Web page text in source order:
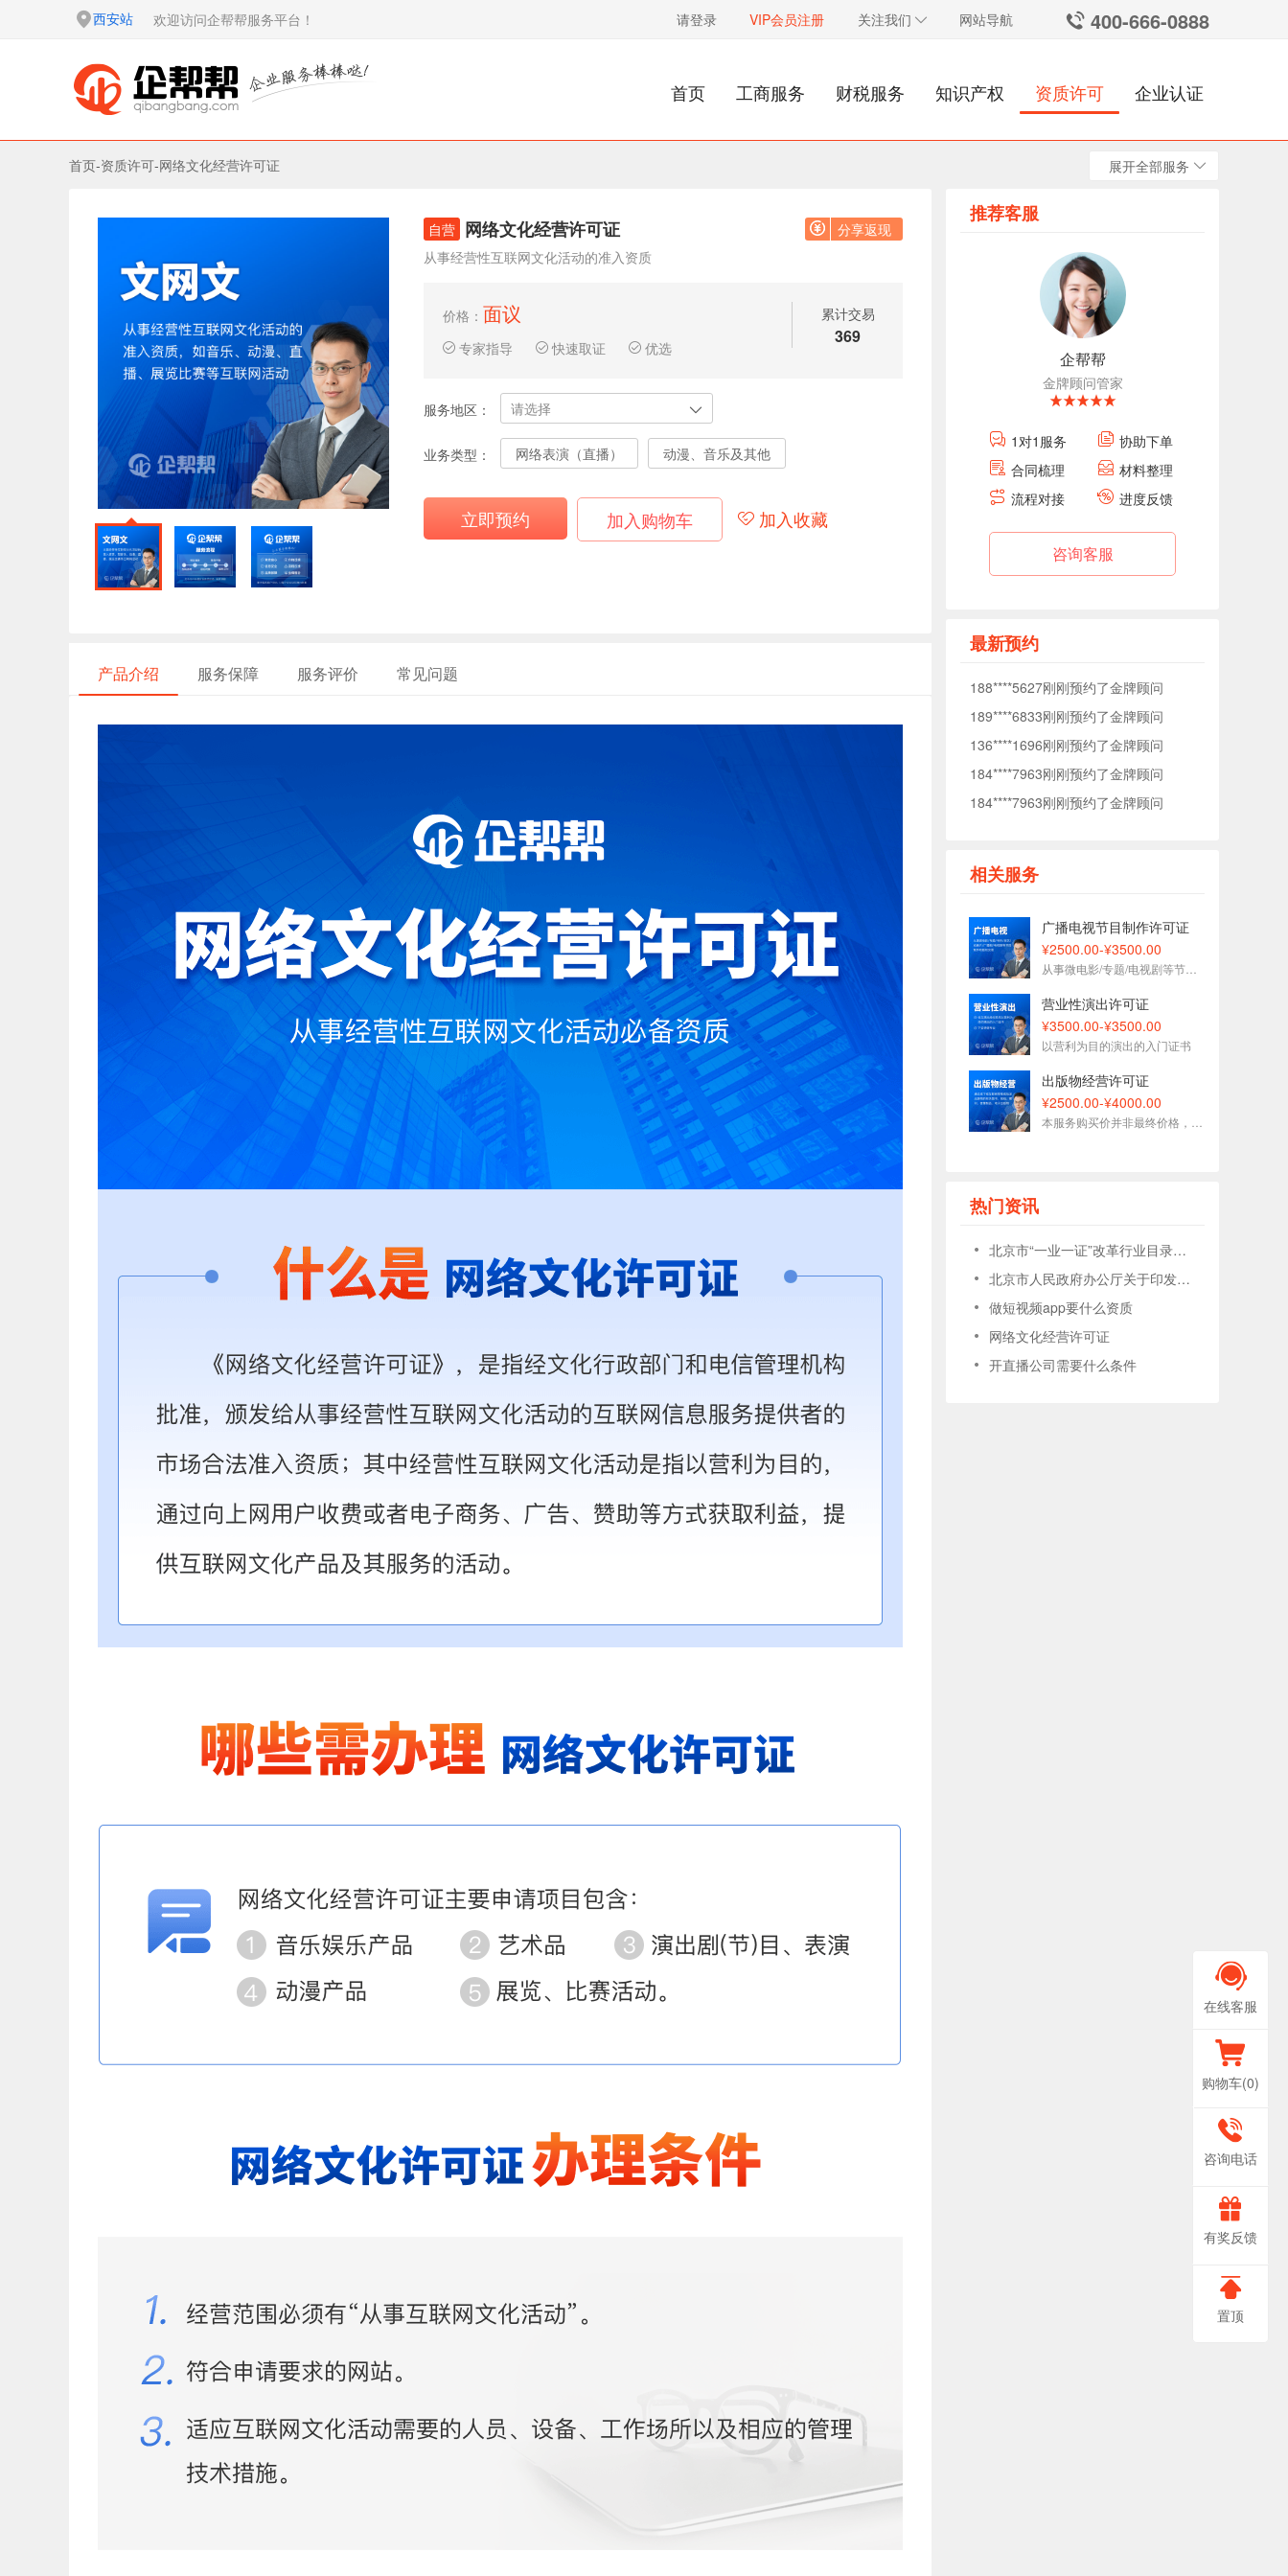
在线客服
购物车(0)
400-
666-
0888
咨询电话
有奖反馈
置顶
西安站 欢迎访问企帮帮服务平台！ 请登录 VIP会员注册 关注我们 网站导航 400-666-0888
首页 工商服务 财税服务 知识产权 资质许可 企业认证
首页-资质许可-网络文化经营许可证 展开全部服务
自营 网络文化经营许可证
分享返现
从事经营性互联网文化活动的准入资质
累计交易
369
价格： 面议
专家指导 快速取证 优选
服务地区： 请选择
业务类型： 网络表演（直播） 动漫、音乐及其他
立即预约 加入购物车 加入收藏
产品介绍 服务保障 服务评价 常见问题
推荐客服
企帮帮
金牌顾问管家
1对1服务
协助下单
合同梳理
材料整理
流程对接
进度反馈
咨询客服
最新预约
184****7963刚刚预约了金牌顾问
184****7963刚刚预约了金牌顾问
176****5372刚刚预约了金牌顾问
177****1509刚刚预约了金牌顾问
153****3093刚刚预约了金牌顾问
188****5627刚刚预约了金牌顾问
189****6833刚刚预约了金牌顾问
136****1696刚刚预约了金牌顾问
184****7963刚刚预约了金牌顾问
184****7963刚刚预约了金牌顾问
138****0040刚刚预约了金牌顾问
153****7575刚刚预约了金牌顾问
153****3093刚刚预约了金牌顾问
188****5627刚刚预约了金牌顾问
189****6833刚刚预约了金牌顾问
136****1696刚刚预约了金牌顾问
相关服务
广播电视节目制作许可证
¥2500.00-¥3500.00
营业性演出许可证
¥3500.00-¥3500.00
以营利为目的演出的入门证书
出版物经营许可证
¥2500.00-¥4000.00
热门资讯
北京市“一业一证”改革行业目录（2023年版）
北京市人民政府办公厅关于印发《北京市推广“一业一证”改革实施方案》的通知
做短视频app要什么资质
网络文化经营许可证
开直播公司需要什么条件